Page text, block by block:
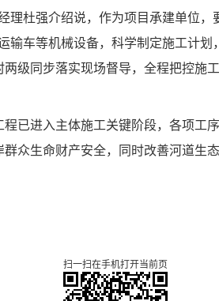
理杜强介绍说，作为项目承建单位
输车等机械设备，科学制定施工计
级同步落实现场督导，全程把控施
程已进入主体施工关键阶段，各项
众生命财产安全，同时改善河道生
扫一扫在手机打开当前页